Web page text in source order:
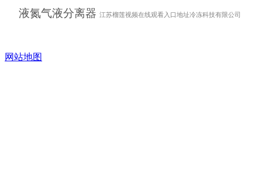
液氮气液分离器 江苏榴莲视频在线观看入口地址冷冻科技有限公司
网站地图